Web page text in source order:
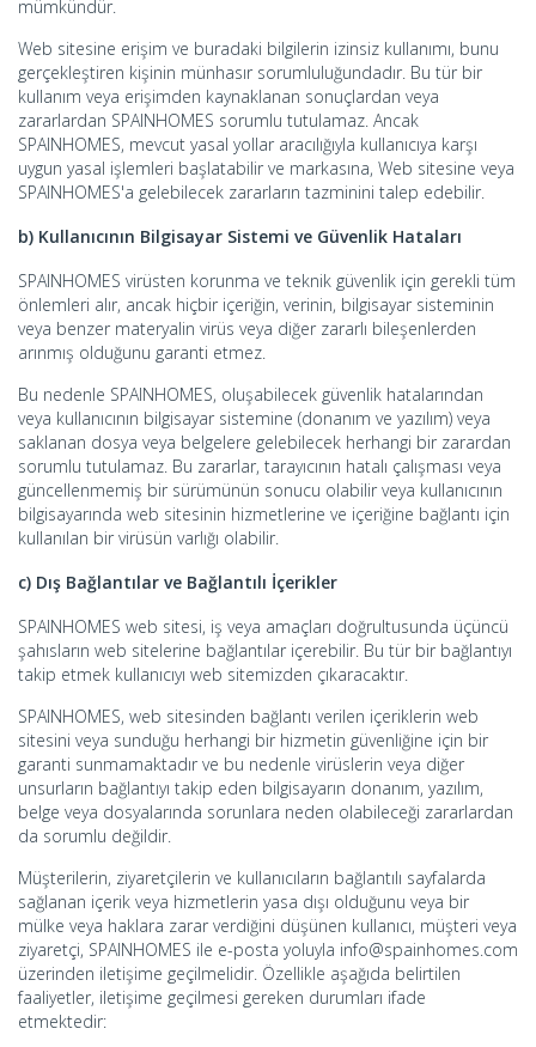
mümkündür.
Web sitesine erişim ve buradaki bilgilerin izinsiz kullanımı, bunu
gerçekleştiren kişinin münhasır sorumluluğundadır. Bu tür bir
kullanım veya erişimden kaynaklanan sonuçlardan veya
zararlardan SPAINHOMES sorumlu tutulamaz. Ancak
SPAINHOMES, mevcut yasal yollar aracılığıyla kullanıcıya karşı
uygun yasal işlemleri başlatabilir ve markasına, Web sitesine veya
SPAINHOMES'a gelebilecek zararların tazminini talep edebilir.
b) Kullanıcının Bilgisayar Sistemi ve Güvenlik Hataları
SPAINHOMES virüsten korunma ve teknik güvenlik için gerekli tüm
önlemleri alır, ancak hiçbir içeriğin, verinin, bilgisayar sisteminin
veya benzer materyalin virüs veya diğer zararlı bileşenlerden
arınmış olduğunu garanti etmez.
Bu nedenle SPAINHOMES, oluşabilecek güvenlik hatalarından
veya kullanıcının bilgisayar sistemine (donanım ve yazılım) veya
saklanan dosya veya belgelere gelebilecek herhangi bir zarardan
sorumlu tutulamaz. Bu zararlar, tarayıcının hatalı çalışması veya
güncellenmemiş bir sürümünün sonucu olabilir veya kullanıcının
bilgisayarında web sitesinin hizmetlerine ve içeriğine bağlantı için
kullanılan bir virüsün varlığı olabilir.
c) Dış Bağlantılar ve Bağlantılı İçerikler
SPAINHOMES web sitesi, iş veya amaçları doğrultusunda üçüncü
şahısların web sitelerine bağlantılar içerebilir. Bu tür bir bağlantıyı
takip etmek kullanıcıyı web sitemizden çıkaracaktır.
SPAINHOMES, web sitesinden bağlantı verilen içeriklerin web
sitesini veya sunduğu herhangi bir hizmetin güvenliğine için bir
garanti sunmamaktadır ve bu nedenle virüslerin veya diğer
unsurların bağlantıyı takip eden bilgisayarın donanım, yazılım,
belge veya dosyalarında sorunlara neden olabileceği zararlardan
da sorumlu değildir.
Müşterilerin, ziyaretçilerin ve kullanıcıların bağlantılı sayfalarda
sağlanan içerik veya hizmetlerin yasa dışı olduğunu veya bir
mülke veya haklara zarar verdiğini düşünen kullanıcı, müşteri veya
ziyaretçi, SPAINHOMES ile e-posta yoluyla info@spainhomes.com
üzerinden iletişime geçilmelidir. Özellikle aşağıda belirtilen
faaliyetler, iletişime geçilmesi gereken durumları ifade
etmektedir: